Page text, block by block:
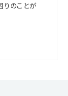
りのことが